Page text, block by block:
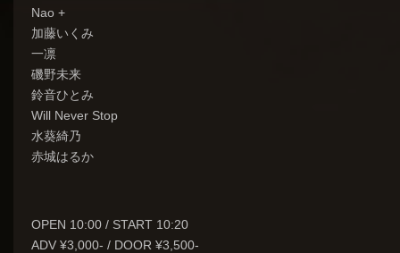
Nao +
加藤いくみ
一凛
磯野未来
鈴音ひとみ
Will Never Stop
水葵綺乃
赤城はるか
OPEN 10:00 / START 10:20
ADV ¥3,000- / DOOR ¥3,500-